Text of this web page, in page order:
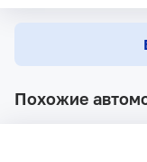
Похожие